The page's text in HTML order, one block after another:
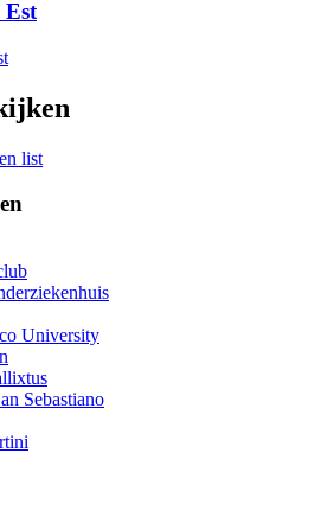
Est
list
University
Sebastiano